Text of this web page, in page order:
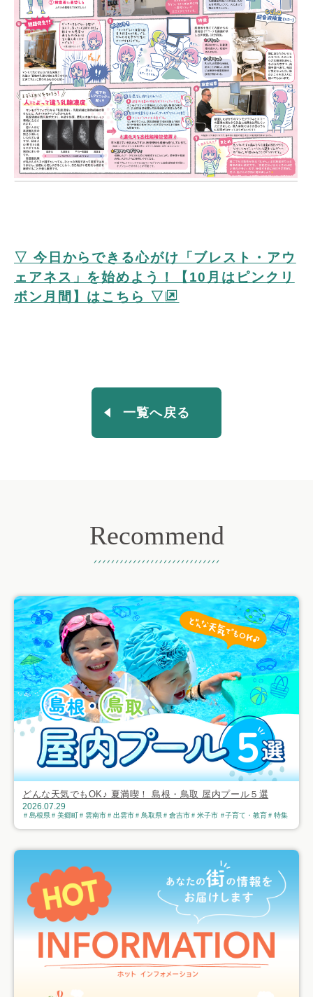
▽ 今日からできる心がけ「ブレスト・アウ
ェアネス」を始めよう！【10月はピンクリ
ボン月間】はこちら ▽
一覧へ戻る
Recommend
どんな天気でもOK♪ 夏満喫！ 島根・鳥取 屋内プール５選
2026.07.29
島根県 美郷町 雲南市 出雲市 鳥取県 倉吉市 米子市 子育て・教育 特集